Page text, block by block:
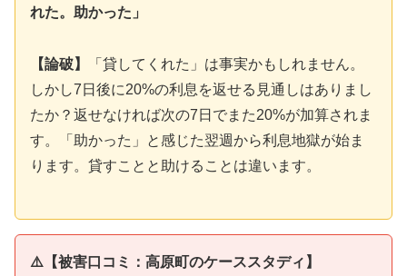
れた。助かった」
【論破】
「貸してくれた」は事実かもしれません。
しかし7日後に20%の利息を返せる見通しはありまし
たか？返せなければ次の7日でまた20%が加算されま
す。「助かった」と感じた翌週から利息地獄が始ま
ります。貸すことと助けることは違います。
⚠️【被害口コミ：高原町のケーススタディ】